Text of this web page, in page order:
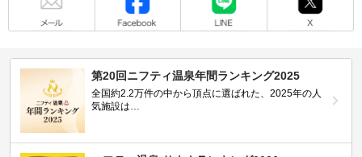
第20回ニフティ温泉年間ランキング2025
全国約2.2万件の中から頂点に選ばれた、2025年の人
気施設は…